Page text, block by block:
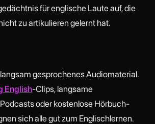
für englische Laute auf, die
zu artikulieren gelernt hat.
gesprochenes Audiomaterial.
English-Clips, langsame
oder kostenlose Hörbuch-
sich alle gut zum Englischlernen.